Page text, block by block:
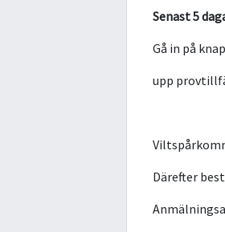
Senast 5
Gå in på
upp
Därefter